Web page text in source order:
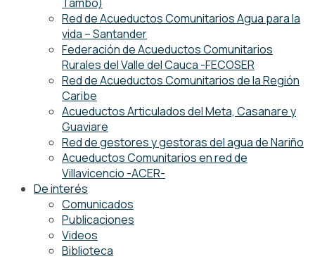
Red de Acueductos Comunitarios Agua para la
vida – Santander
Federación de Acueductos Comunitarios
Rurales del Valle del Cauca -FECOSER
Red de Acueductos Comunitarios de la Región
Caribe
Acueductos Articulados del Meta, Casanare y
Guaviare
Red de gestores y gestoras del agua de Nariño
Acueductos Comunitarios en red de
Villavicencio -ACER-
De interés
Comunicados
Publicaciones
Videos
Biblioteca